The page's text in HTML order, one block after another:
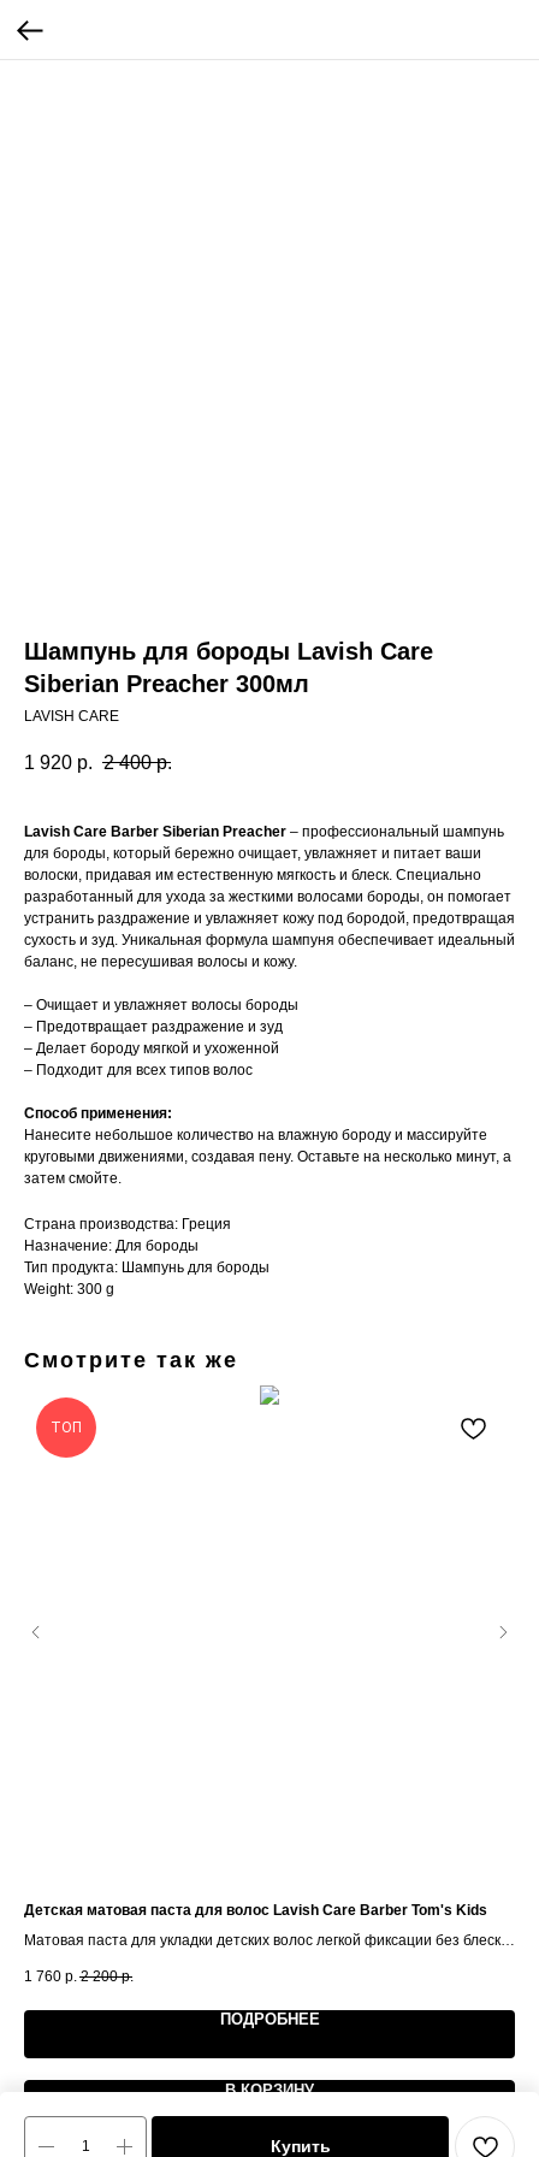
Шампунь для бороды Lavish Care
Siberian Preacher 300мл
LAVISH CARE
1 920 р. 2 400 р.
Купить
Lavish Care Barber Siberian Preacher – профессиональный шампунь
для бороды, который бережно очищает, увлажняет и питает ваши
волоски, придавая им естественную мягкость и блеск. Специально
разработанный для ухода за жесткими волосами бороды, он помогает
устранить раздражение и увлажняет кожу под бородой, предотвращая
сухость и зуд. Уникальная формула шампуня обеспечивает идеальный
баланс, не пересушивая волосы и кожу.
– Очищает и увлажняет волосы бороды
– Предотвращает раздражение и зуд
– Делает бороду мягкой и ухоженной
– Подходит для всех типов волос
Способ применения:
Нанесите небольшое количество на влажную бороду и массируйте
круговыми движениями, создавая пену. Оставьте на несколько минут, а
затем смойте.
Страна производства: Греция
Назначение: Для бороды
Тип продукта: Шампунь для бороды
Weight: 300 g
Смотрите так же
ТОП
Детская матовая паста для волос Lavish Care Barber Tom's Kids
Матовая паста для укладки детских волос легкой фиксации без блеска.
1 760 р. 2 200 р.
ПОДРОБНЕЕ
В КОРЗИНУ